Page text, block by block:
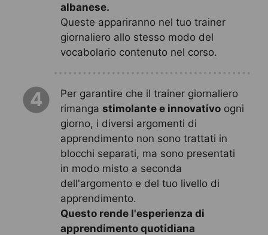
albanese.
Queste appariranno nel tuo trainer
giornaliero allo stesso modo del
vocabolario contenuto nel corso.
4
Per garantire che il trainer giornaliero
rimanga stimolante e innovativo ogni
giorno, i diversi argomenti di
apprendimento non sono trattati in
blocchi separati, ma sono presentati
in modo misto a seconda
dell'argomento e del tuo livello di
apprendimento.
Questo rende l'esperienza di
apprendimento quotidiana